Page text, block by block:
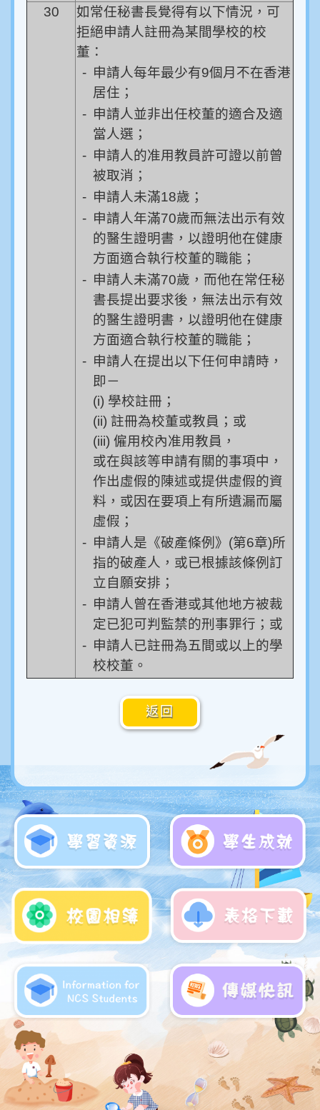
30
如常任秘書長覺得有以下情況，可
拒絕申請人註冊為某間學校的校
董：
- 申請人每年最少有9個月不在香港
居住；
- 申請人並非出任校董的適合及適
當人選；
- 申請人的准用教員許可證以前曾
被取消；
- 申請人未滿18歲；
- 申請人年滿70歲而無法出示有效
的醫生證明書，以證明他在健康
方面適合執行校董的職能；
- 申請人未滿70歲，而他在常任秘
書長提出要求後，無法出示有效
的醫生證明書，以證明他在健康
方面適合執行校董的職能；
- 申請人在提出以下任何申請時，
即－
(i) 學校註冊；
(ii) 註冊為校董或教員；或
(iii) 僱用校內准用教員，
或在與該等申請有關的事項中，
作出虛假的陳述或提供虛假的資
料，或因在要項上有所遺漏而屬
虛假；
- 申請人是《破產條例》(第6章)所
指的破產人，或已根據該條例訂
立自願安排；
- 申請人曾在香港或其他地方被裁
定已犯可判監禁的刑事罪行；或
- 申請人已註冊為五間或以上的學
校校董。
返回